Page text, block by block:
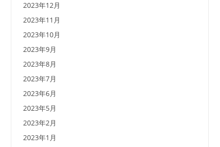
2023年12月
2023年11月
2023年10月
2023年9月
2023年8月
2023年7月
2023年6月
2023年5月
2023年2月
2023年1月